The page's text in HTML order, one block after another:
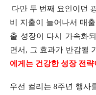
다만 두 번째 요인이던
비 지출이 늘어나서 매
출 성장이 다시 가속화
면서, 그 효과가 반감될
에게는 건강한 성장 전
우선 컬리는 8주년 행사